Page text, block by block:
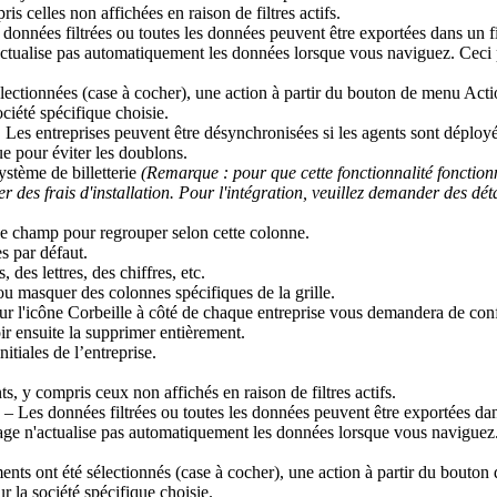
celles non affichées en raison de filtres actifs.
données filtrées ou toutes les données peuvent être exportées dans un
pas automatiquement les données lorsque vous naviguez. Ceci
lectionnées (case à cocher), une action à partir du bouton de menu
été spécifique choisie.
Les entreprises peuvent être désynchronisées si les agents sont déploy
pour éviter les doublons.
ème de billetterie (Remarque : pour que cette fonctionnalité
des frais d'installation. Pour l'intégration veuillez demander des dé
champ pour regrouper selon cette colonne.
par défaut.
s, des lettres, des chiffres, etc.
masquer des colonnes spécifiques de la grille.
l'icône Corbeille à côté de chaque entreprise vous demandera de
ensuite la supprimer entièrement.
de l’entreprise.
, y compris ceux non affichés en raison de filtres actifs.
– Les données filtrées ou toutes les données peuvent être exportées
n'actualise pas automatiquement les données lorsque vous naviguez
ont été sélectionnés (case à cocher), une action à partir du bouton
la société spécifique choisie.